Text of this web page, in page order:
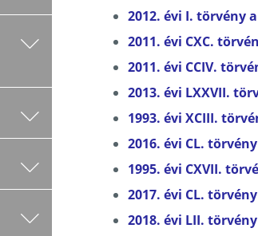
2012. évi I. törvény
2011. évi CXC.
2011. évi CCIV.
2013. évi LXXVII.
1993. évi XCIII.
2016. évi CL.
1995. évi CXVII.
2017. évi CL.
2018. évi LII.